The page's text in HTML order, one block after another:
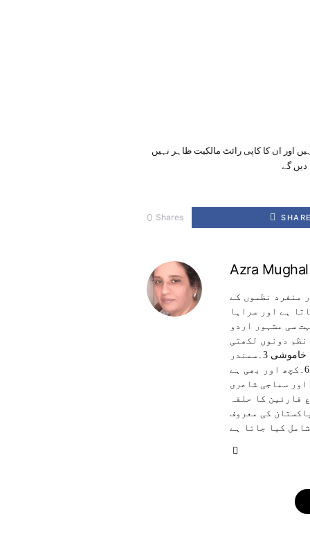
اور ان کا کاپی رائٹ مالکیت ظاہر نہیں
دیں گے
0 Shares
Azra Mughal
منفرد نظموں کے
ہے اور سراہا
سی مشہور اردو
دونوں لکھتی
ہیں۔ اب تک انکی چھ کتب منظر عام پر آچکی ہیں 1۔خیال خام 2۔عکس خاموشی 3۔سمندر
کو شائید کچھ کہنا ہے 4۔جو من میں آیا 5۔نام میں کیا رکھا ہے 6۔کچھ اور بھی ہے
سماجی شاعری
قارئین کا حلقہ
کی معروف
کیا جاتا ہے